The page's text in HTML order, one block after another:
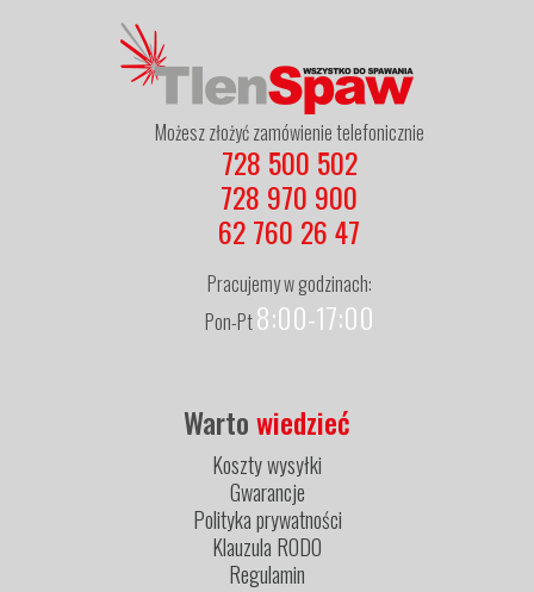
Możesz złożyć zamówienie telefonicznie
728 500 502
728 970 900
62 760 26 47
Pracujemy w godzinach:
Pon-Pt8:00-17:00
Wartowiedzieć
Koszty wysyłki
Gwarancje
Polityka prywatności
Klauzula RODO
Regulamin